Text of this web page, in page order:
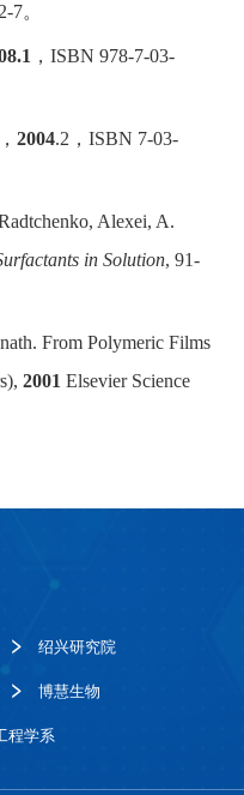
7。
， ISBN 978-7-03-
2004.2， ISBN 7-03-
Alexei, A.
in Solution, 91-
From Polymeric Films
2001Elsevier Science
绍兴研究院
博慧生物
程学系